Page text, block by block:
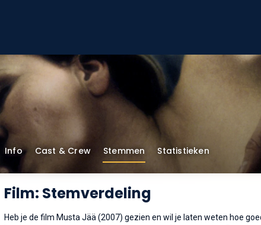
Info Cast & Crew Stemmen Statistieken
Film: Stemverdeling
Heb je de film Musta Jää (2007) gezien en wil je laten weten hoe